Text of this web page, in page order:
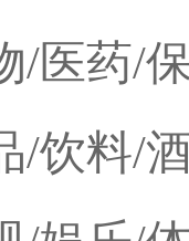
/医药/
/饮料/